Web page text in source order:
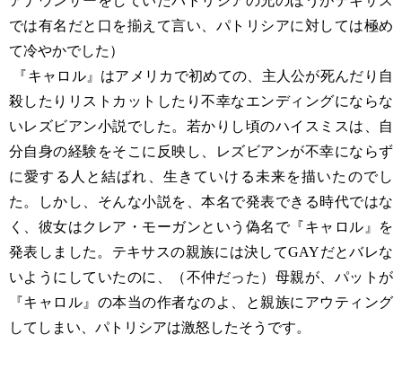
では有名だと口を揃えて言い、パトリシアに対しては極め
て冷やかでした）
『キャロル』はアメリカで初めての、主人公が死んだり自
殺したりリストカットしたり不幸なエンディングにならな
いレズビアン小説でした。若かりし頃のハイスミスは、自
分自身の経験をそこに反映し、レズビアンが不幸にならず
に愛する人と結ばれ、生きていける未来を描いたのでし
た。しかし、そんな小説を、本名で発表できる時代ではな
く、彼女はクレア・モーガンという偽名で『キャロル』を
発表しました。テキサスの親族には決してGAYだとバレな
いようにしていたのに、（不仲だった）母親が、パットが
『キャロル』の本当の作者なのよ、と親族にアウティング
してしまい、パトリシアは激怒したそうです。